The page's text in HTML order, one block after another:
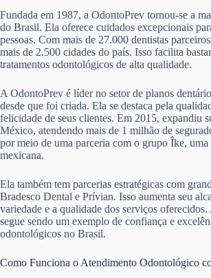
Fundada em 1987, a OdontoPrev tornou-se a
do Brasil. Ela oferece cuidados excepcionais
pessoas. Com mais de 27.000 dentistas
mais de 2.500 cidades do país. Isso facilita
tratamentos odontológicos de alta qualidade.
A OdontoPrev é líder no setor de planos
desde que foi criada. Ela se destaca pela
felicidade de seus clientes. Em 2015, expandiu
México, atendendo mais de 1 milhão de
por meio de uma parceria com o grupo Îke, uma
mexicana.
Ela também tem parcerias estratégicas com
Bradesco Dental e Prívian. Isso aumenta seu
variedade e a qualidade dos serviços
segue sendo um exemplo de confiança e
odontológicos no Brasil.
Como Funciona o Atendimento Odontológico